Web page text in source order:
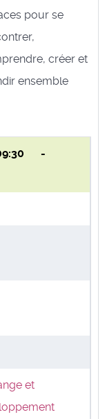
pour se
créer et
ensemble
-
et